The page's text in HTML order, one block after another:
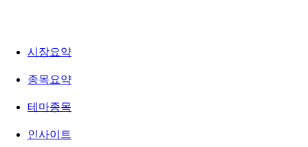
시장요약
종목요약
테마종목
인사이트